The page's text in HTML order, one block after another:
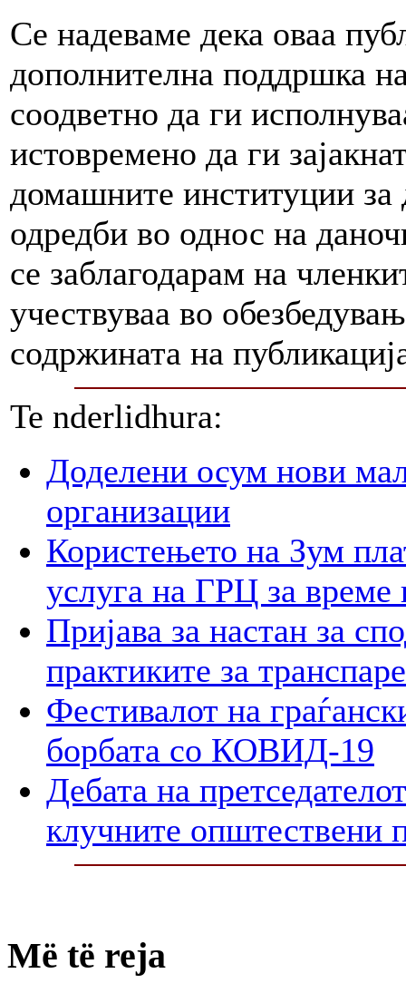
Се надеваме дека оваа
дополнителна поддршка
соодветно да ги
истовремено да ги
домашните институции за
одредби во однос на
се заблагодарам на
учествуваа во
содржината на
Te nderlidhura:
Доделени осум нови
организации
Користењето на Зум
услуга на ГРЦ за време
Пријава за настан за
практиките за
Фестивалот на
борбата со КОВИД-19
Дебата на
клучните општествени
Më të reja